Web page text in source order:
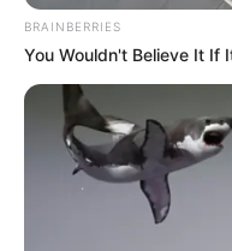
extranjerosque se
abordada por dos
solicitarle que se retirara
Lea también:Una
enfrentamientos a las
Medellín
BRAINBERRIES
You Wouldn't Believe It If